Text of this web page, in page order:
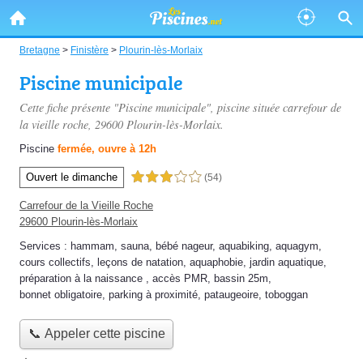
Bretagne > Finistère > Plourin-lès-Morlaix
Piscine municipale
Cette fiche présente "Piscine municipale", piscine située carrefour de
la vieille roche, 29600 Plourin-lès-Morlaix.
Piscine fermée, ouvre à 12h
Ouvert le dimanche 3,0 étoiles sur 5 (54)
Carrefour de la Vieille Roche
29600 Plourin-lès-Morlaix
Services : hammam, sauna, bébé nageur, aquabiking, aquagym,
cours collectifs, leçons de natation, aquaphobie, jardin aquatique,
préparation à la naissance , accès PMR, bassin 25m,
bonnet obligatoire, parking à proximité, pataugeoire, toboggan
📞 Appeler cette piscine